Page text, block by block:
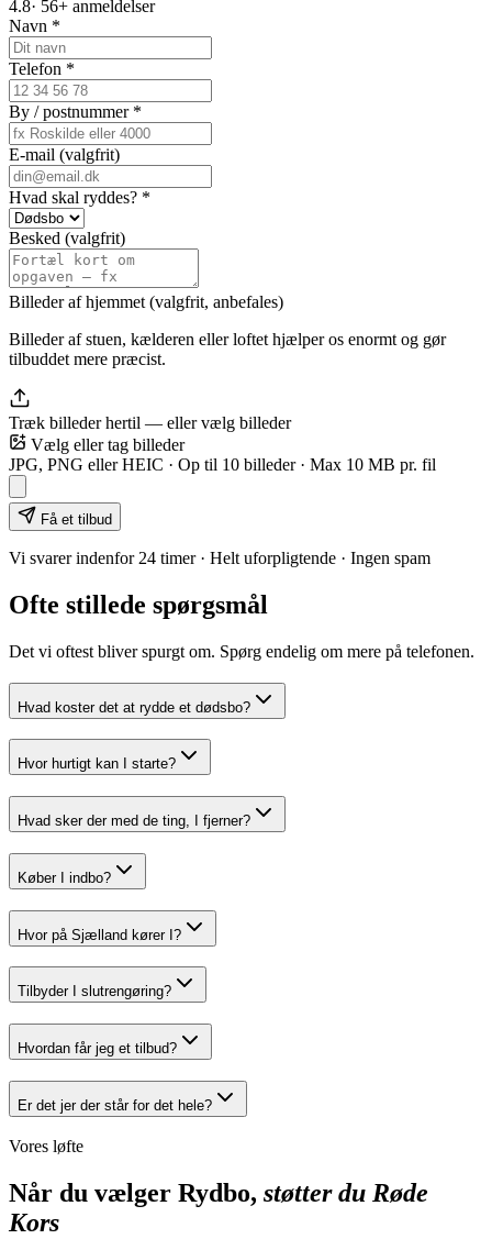
4.8· 56+ anmeldelser
Navn *
Telefon *
By / postnummer *
E-mail (valgfrit)
Hvad skal ryddes? *
Besked (valgfrit)
Billeder af hjemmet (valgfrit, anbefales)
Billeder af stuen, kælderen eller loftet hjælper os enormt og gør
tilbuddet mere præcist.
Træk billeder hertil — ellervælg billeder
Vælg eller tag billeder
JPG, PNG eller HEIC · Op til 10 billeder · Max 10 MB pr. fil
Få et tilbud
Vi svarer indenfor 24 timer · Helt uforpligtende · Ingen spam
Ofte stillede spørgsmål
Det vi oftest bliver spurgt om. Spørg endelig om mere på telefonen.
Hvad koster det at rydde et dødsbo?
Hvor hurtigt kan I starte?
Hvad sker der med de ting, I fjerner?
Køber I indbo?
Hvor på Sjælland kører I?
Tilbyder I slutrengøring?
Hvordan får jeg et tilbud?
Er det jer der står for det hele?
Vores løfte
Når du vælger Rydbo, støtter du Røde
Kors